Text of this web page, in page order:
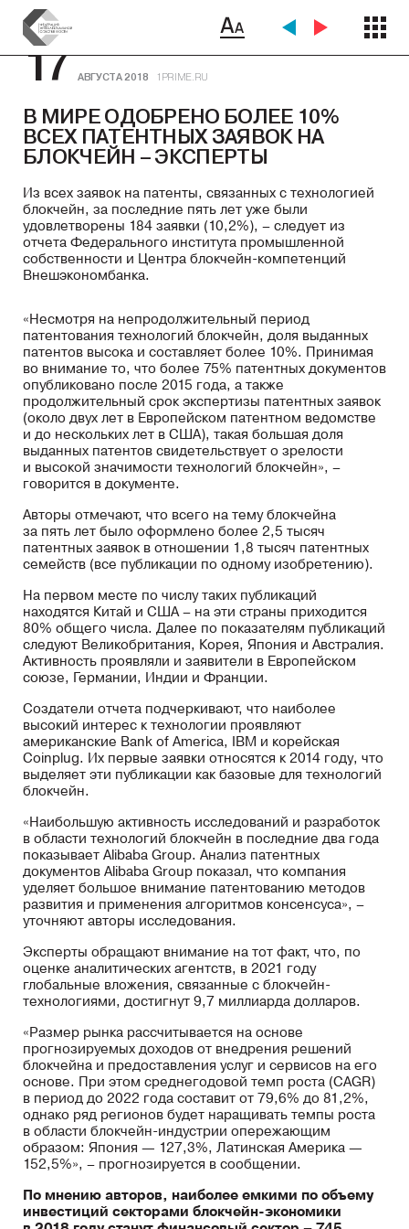
17 АВГУСТА 2018 1PRIME.RU
В МИРЕ ОДОБРЕНО БОЛЕЕ 10%
ВСЕХ ПАТЕНТНЫХ ЗАЯВОК НА
БЛОКЧЕЙН – ЭКСПЕРТЫ
Из всех заявок на патенты, связанных с технологией
блокчейн, за последние пять лет уже были
удовлетворены 184 заявки (10,2%), – следует из
отчета Федерального института промышленной
собственности и Центра блокчейн-компетенций
Внешэкономбанка.
«Несмотря на непродолжительный период
патентования технологий блокчейн, доля выданных
патентов высока и составляет более 10%. Принимая
во внимание то, что более 75% патентных документов
опубликовано после 2015 года, а также
продолжительный срок экспертизы патентных заявок
(около двух лет в Европейском патентном ведомстве
и до нескольких лет в США), такая большая доля
выданных патентов свидетельствует о зрелости
и высокой значимости технологий блокчейн», –
говорится в документе.
Авторы отмечают, что всего на тему блокчейна
за пять лет было оформлено более 2,5 тысяч
патентных заявок в отношении 1,8 тысяч патентных
семейств (все публикации по одному изобретению).
На первом месте по числу таких публикаций
находятся Китай и США – на эти страны приходится
80% общего числа. Далее по показателям публикаций
следуют Великобритания, Корея, Япония и Австралия.
Активность проявляли и заявители в Европейском
союзе, Германии, Индии и Франции.
Создатели отчета подчеркивают, что наиболее
высокий интерес к технологии проявляют
американские Bank of America, IBM и корейская
Coinplug. Их первые заявки относятся к 2014 году, что
выделяет эти публикации как базовые для технологий
блокчейн.
«Наибольшую активность исследований и разработок
в области технологий блокчейн в последние два года
показывает Alibaba Group. Анализ патентных
документов Alibaba Group показал, что компания
уделяет большое внимание патентованию методов
развития и применения алгоритмов консенсуса», –
уточняют авторы исследования.
Эксперты обращают внимание на тот факт, что, по
оценке аналитических агентств, в 2021 году
глобальные вложения, связанные с блокчейн-
технологиями, достигнут 9,7 миллиарда долларов.
«Размер рынка рассчитывается на основе
прогнозируемых доходов от внедрения решений
блокчейна и предоставления услуг и сервисов на его
основе. При этом среднегодовой темп роста (CAGR)
в период до 2022 года составит от 79,6% до 81,2%,
однако ряд регионов будет наращивать темпы роста
в области блокчейн-индустрии опережающим
образом: Япония — 127,3%, Латинская Америка —
152,5%», – прогнозируется в сообщении.
По мнению авторов, наиболее емкими по объему
инвестиций секторами блокчейн-экономики